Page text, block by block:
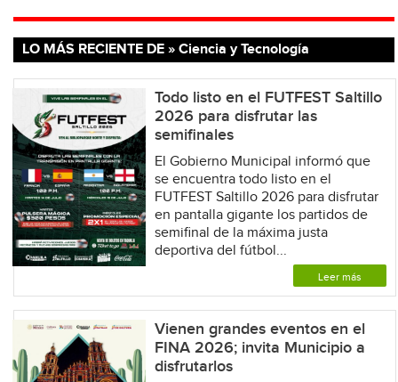
LO MÁS RECIENTE DE » Ciencia y Tecnología
Todo listo en el FUTFEST Saltillo
2026 para disfrutar las
semifinales
El Gobierno Municipal informó que
se encuentra todo listo en el
FUTFEST Saltillo 2026 para disfrutar
en pantalla gigante los partidos de
semifinal de la máxima justa
deportiva del fútbol...
Leer más
Vienen grandes eventos en el
FINA 2026; invita Municipio a
disfrutarlos